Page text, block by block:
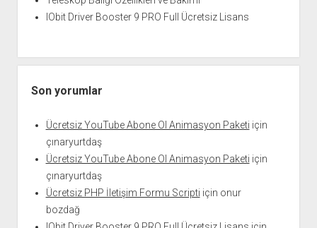
IObit Driver Booster 9 PRO Full Ücretsiz Lisans
Son yorumlar
Ücretsiz YouTube Abone Ol Animasyon Paketi için
çınaryurtdaş
Ücretsiz YouTube Abone Ol Animasyon Paketi için
çınaryurtdaş
Ücretsiz PHP İletişim Formu Scripti için onur
bozdağ